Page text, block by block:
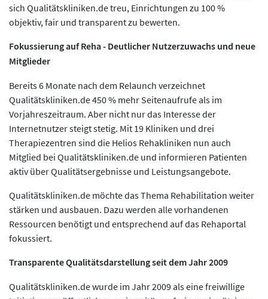
sich Qualitätskliniken.de treu, Einrichtungen zu 100 %
objektiv, fair und transparent zu bewerten.
Fokussierung auf Reha - Deutlicher Nutzerzuwachs und neue
Mitglieder
Bereits 6 Monate nach dem Relaunch verzeichnet
Qualitätskliniken.de 450 % mehr Seitenaufrufe als im
Vorjahreszeitraum. Aber nicht nur das Interesse der
Internetnutzer steigt stetig. Mit 19 Kliniken und drei
Therapiezentren sind die Helios Rehakliniken nun auch
Mitglied bei Qualitätskliniken.de und informieren Patienten
aktiv über Qualitätsergebnisse und Leistungsangebote.
Qualitätskliniken.de möchte das Thema Rehabilitation weiter
stärken und ausbauen. Dazu werden alle vorhandenen
Ressourcen benötigt und entsprechend auf das Rehaportal
fokussiert.
Transparente Qualitätsdarstellung seit dem Jahr 2009
Qualitätskliniken.de wurde im Jahr 2009 als eine freiwillige